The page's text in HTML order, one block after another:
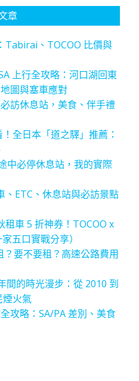
章
Tabirai、TOCOO 比價與
上行全攻略：河口湖回東
圖與塞車應對
訪休息站，美食、伴手禮
全日本「道之驛」推薦：
中必停休息站，我的實際
、ETC、休息站與必訪景點
租車 5 折神券！TOCOO x
五口實戰分享）
？要不要租？高速公路費用
間的時光漫步：從 2010 到
煙火氣
攻略：SA/PA 差別、美食